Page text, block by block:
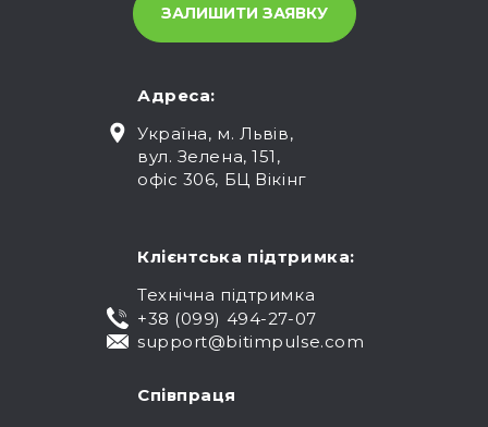
Адреса:
Україна, м. Львів,
вул. Зелена, 151,
офіс 306, БЦ Вікінг
Клієнтська підтримка:
Технічна підтримка
+38 (099) 494-27-07
support@bitimpulse.com
Співпраця